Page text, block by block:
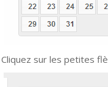
Cliquez sur les petites